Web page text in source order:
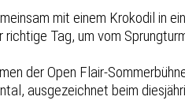
mit einem Krokodil in
Tag, um vom
der Open Flair-
ausgezeichnet beim